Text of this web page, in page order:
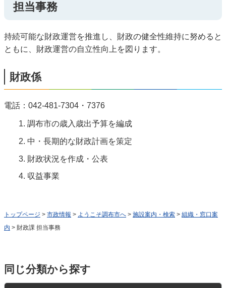
担当事務
持続可能な財政運営を推進し、財政の健全性維持に努めると
ともに、財政運営の自立性向上を図ります。
財政係
電話：042-481-7304・7376
調布市の歳入歳出予算を編成
中・長期的な財政計画を策定
財政状況を作成・公表
収益事業
トップページ > 市政情報 > ようこそ調布市へ > 施設案内・検索 > 組織・窓口案
内 > 財政課 担当事務
同じ分類から探す